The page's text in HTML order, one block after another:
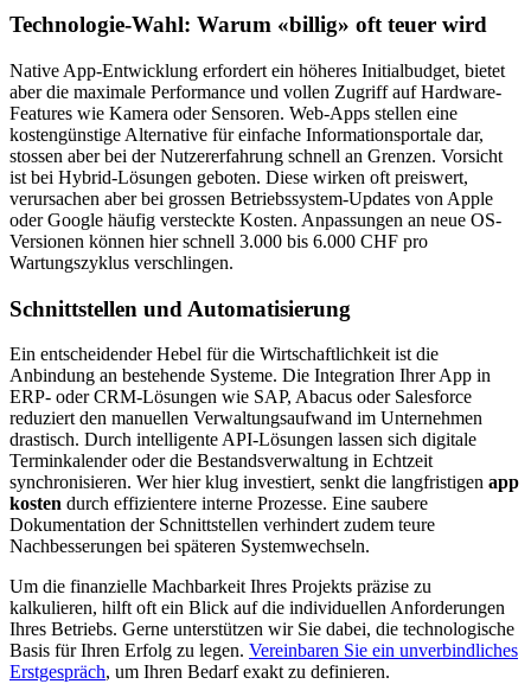
Technologie-Wahl: Warum «billig» oft teuer wird
Native App-Entwicklung erfordert ein höheres Initialbudget, bietet
aber die maximale Performance und vollen Zugriff auf Hardware-
Features wie Kamera oder Sensoren. Web-Apps stellen eine
kostengünstige Alternative für einfache Informationsportale dar,
stossen aber bei der Nutzererfahrung schnell an Grenzen. Vorsicht
ist bei Hybrid-Lösungen geboten. Diese wirken oft preiswert,
verursachen aber bei grossen Betriebssystem-Updates von Apple
oder Google häufig versteckte Kosten. Anpassungen an neue OS-
Versionen können hier schnell 3.000 bis 6.000 CHF pro
Wartungszyklus verschlingen.
Schnittstellen und Automatisierung
Ein entscheidender Hebel für die Wirtschaftlichkeit ist die
Anbindung an bestehende Systeme. Die Integration Ihrer App in
ERP- oder CRM-Lösungen wie SAP, Abacus oder Salesforce
reduziert den manuellen Verwaltungsaufwand im Unternehmen
drastisch. Durch intelligente API-Lösungen lassen sich digitale
Terminkalender oder die Bestandsverwaltung in Echtzeit
synchronisieren. Wer hier klug investiert, senkt die langfristigen app
kosten durch effizientere interne Prozesse. Eine saubere
Dokumentation der Schnittstellen verhindert zudem teure
Nachbesserungen bei späteren Systemwechseln.
Um die finanzielle Machbarkeit Ihres Projekts präzise zu
kalkulieren, hilft oft ein Blick auf die individuellen Anforderungen
Ihres Betriebs. Gerne unterstützen wir Sie dabei, die technologische
Basis für Ihren Erfolg zu legen. Vereinbaren Sie ein unverbindliches
Erstgespräch, um Ihren Bedarf exakt zu definieren.